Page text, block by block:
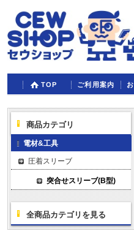
TOP ご利用案内
商品カテゴリ
電材&工具
圧着スリーブ
突合せスリーブ(B型)
全商品カテゴリを見る